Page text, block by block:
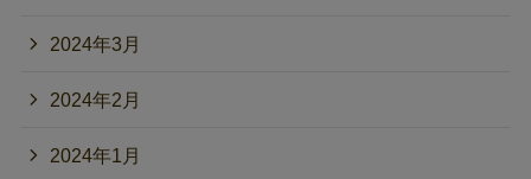
2024年3月
2024年2月
2024年1月